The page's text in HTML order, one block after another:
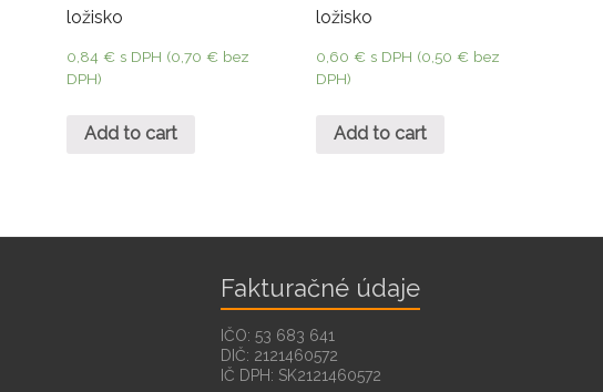
ložisko
0,84 € s DPH (0,70 €bez
DPH)
Add to cart
ložisko
0,60€ s DPH (0,50€ bez
DPH)
Add to cart
Fakturačné údaje
IČO: 53 683 641
DIČ: 2121460572
IČ DPH: SK2121460572